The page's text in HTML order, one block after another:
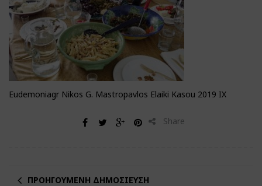
Eudemoniagr Nikos G. Mastropavlos Elaiki Kasou 2019 IX
Share
ΠΡΟΗΓΟΎΜΕΝΗ ΔΗΜΟΣΊΕΥΣΗ